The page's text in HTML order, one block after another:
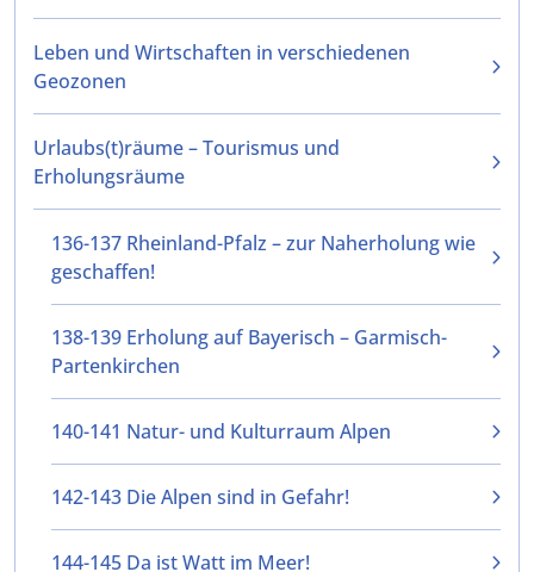
Leben und Wirtschaften in verschiedenen
Geozonen
Urlaubs(t)räume – Tourismus und
Erholungsräume
136-137 Rheinland-Pfalz – zur Naherholung wie
geschaffen!
138-139 Erholung auf Bayerisch – Garmisch-
Partenkirchen
140-141 Natur- und Kulturraum Alpen
142-143 Die Alpen sind in Gefahr!
144-145 Da ist Watt im Meer!